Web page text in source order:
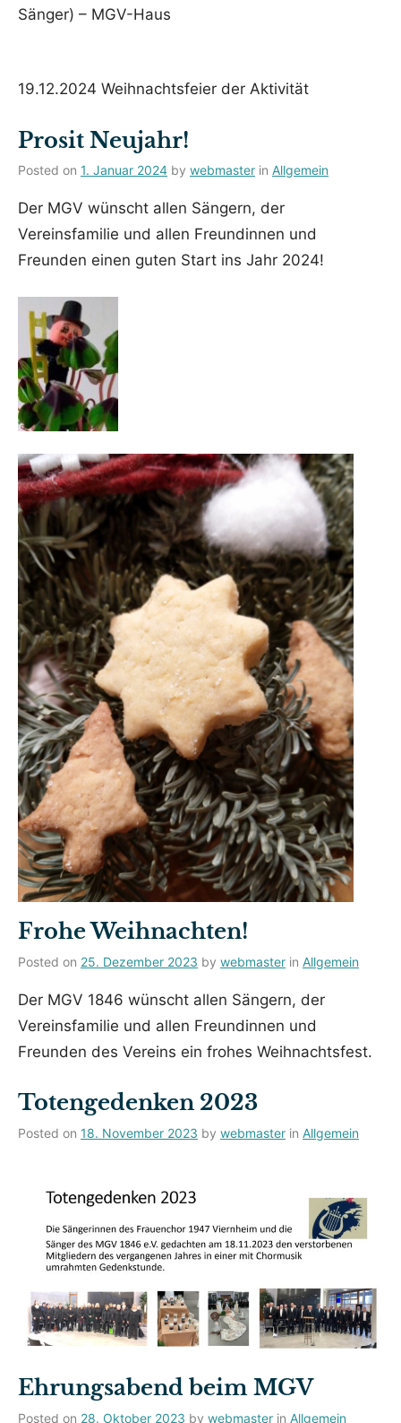
Sänger) – MGV-Haus
19.12.2024 Weihnachtsfeier der Aktivität
Prosit Neujahr!
Posted on 1. Januar 2024 by webmaster in Allgemein
Der MGV wünscht allen Sängern, der
Vereinsfamilie und allen Freundinnen und
Freunden einen guten Start ins Jahr 2024!
Frohe Weihnachten!
Posted on 25. Dezember 2023 by webmaster in Allgemein
Der MGV 1846 wünscht allen Sängern, der
Vereinsfamilie und allen Freundinnen und
Freunden des Vereins ein frohes Weihnachtsfest.
Totengedenken 2023
Posted on 18. November 2023 by webmaster in Allgemein
Ehrungsabend beim MGV
Posted on 28. Oktober 2023 by webmaster in Allgemein